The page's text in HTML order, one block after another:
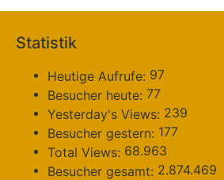
Statistik
Heutige Aufrufe: 97
Besucher heute: 77
Yesterday's Views: 239
Besucher gestern: 177
Total Views: 68.963
Besucher gesamt: 2.874.469